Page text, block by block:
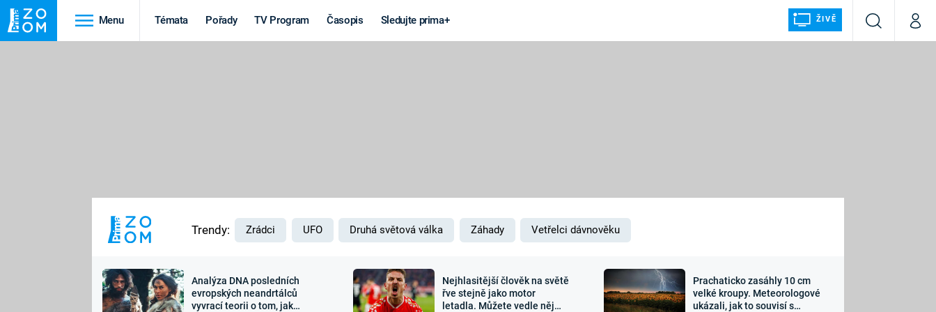
Menu Témata Pořady TV Program Časopis Sledujte prima+ ŽIVĚ
VyhledáváníMůj
MARS
Výročí
Záhady a
Zajímavosti Sledujte nás
Trendy: Zrádci UFO Druhá světová válka Záhady Vetřelci dávnověku
Analýza DNA posledních
evropských neandrtálců
vyvrací teorii o tom, jak
Nejhlasitější člověk na světě
řve stejně jako motor
letadla. Můžete vedle něj
Prachaticko zasáhly 10 cm
velké kroupy. Meteorologové
ukázali, jak to souvisí s